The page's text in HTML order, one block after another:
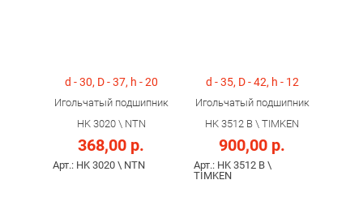
d - 30, D - 37, h - 20
Игольчатый подшипник
HK 3020 \ NTN
368,00 р.
Арт.: HK 3020 \ NTN
d - 35, D - 42, h - 12
Игольчатый подшипник
HK 3512 B \ TIMKEN
900,00 р.
Арт.: HK 3512 B \
TIMKEN